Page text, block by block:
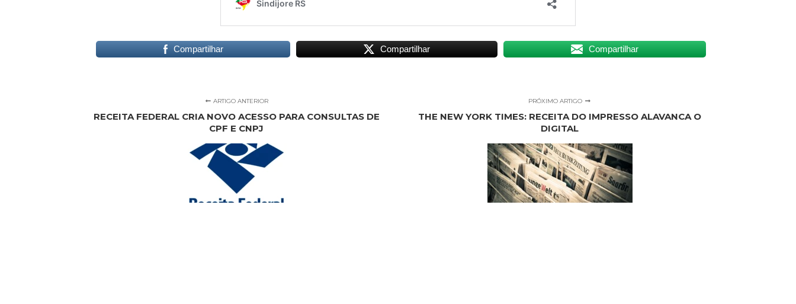
Compartilhar Compartilhar Compartilhar
ARTIGO ANTERIOR
RECEITA FEDERAL CRIA NOVO ACESSO PARA CONSULTAS DE
CPF E CNPJ
PRÓXIMO ARTIGO
THE NEW YORK TIMES: RECEITA DO IMPRESSO ALAVANCA O
DIGITAL